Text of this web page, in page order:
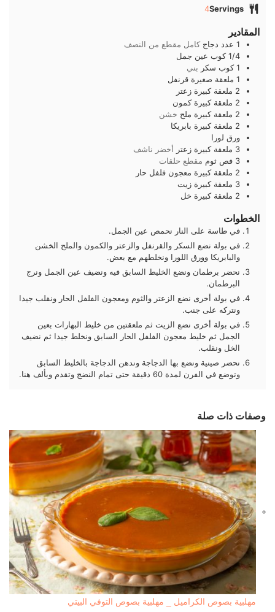
Servings
4
المقادير
1 عدد دجاج كامل مقطع من النصف
1/4 كوب عين جمل
1 كوب سكر بني
1 ملعقة صغيرة قرنفل
2 ملعقة كبيرة زعتر
2 ملعقة كبيرة كمون
2 ملعقة كبيرة ملح خشن
2 ملعقة كبيرة بابريكا
ورق لورا
3 ملعقة كبيرة زعتر
أخضر ناشف
3 فص ثوم مقطع حلقات
2 ملعقة كبيرة معجون فلفل حار
3 ملعقة كبيرة زيت
2 ملعقة كبيرة خل
الخطوات
في طاسة على النار نحمص عين الجمل.
في بولة نضع السكر والقرنفل والزعتر والكمون والملح الخشن
والبابريكا وورق اللورا ونخلطهم مع بعض.
نحضر برطمان ونضع الخليط السابق فيه ونضيف عين الجمل ونرج
البرطمان.
في بولة أخرى نضع الزعتر والثوم ومعجون الفلفل الحار ونقلب جيدا
ونتركه على جنب.
في بولة أخرى نضع الزيت ثم ملعقتين من خليط البهارات بعين
الجمل ثم خليط معجون الفلفل الحار السابق ونخلط جيدا ثم نضيف
الخل ونقلب.
نحضر صينية ونضع بها الدجاجة وندهن الدجاجة بالخليط السابق
وتوضع في الفرن لمدة 60 دقيقة حتى تمام النضج وتقدم وبألف هنا.
وصفات ذات صلة
مهلبية بصوص الكراميل _ مهلبية بصوص التوفي البيتي